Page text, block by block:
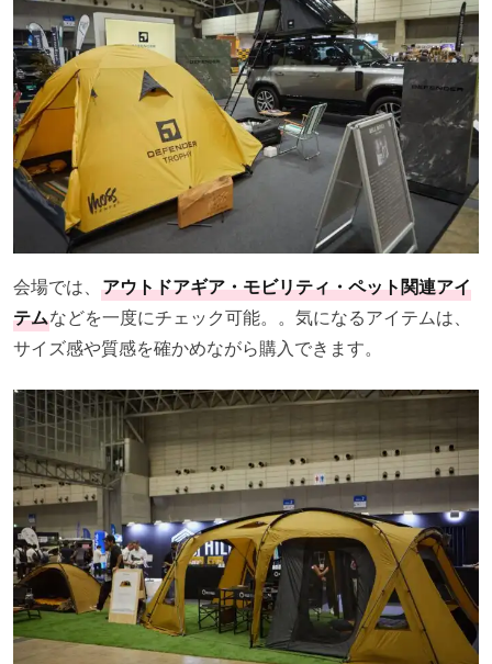
会場では、 アウトドアギア・モビリティ・ペット関連アイ
テムなどを一度にチェック可能。。気になるアイテムは、
サイズ感や質感を確かめながら購入できます。